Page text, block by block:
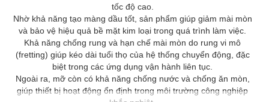
tốc độ cao.
Nhờ khả năng tạo màng dầu tốt, sản phẩm giúp giảm mài mòn
và bảo vệ hiệu quả bề mặt kim loại trong quá trình làm việc.
Khả năng chống rung và hạn chế mài mòn do rung vi mô
(fretting) giúp kéo dài tuổi thọ của hệ thống chuyển động, đặc
biệt trong các ứng dụng vận hành liên tục.
Ngoài ra, mỡ còn có khả năng chống nước và chống ăn mòn,
giúp thiết bị hoạt động ổn định trong môi trường công nghiệp